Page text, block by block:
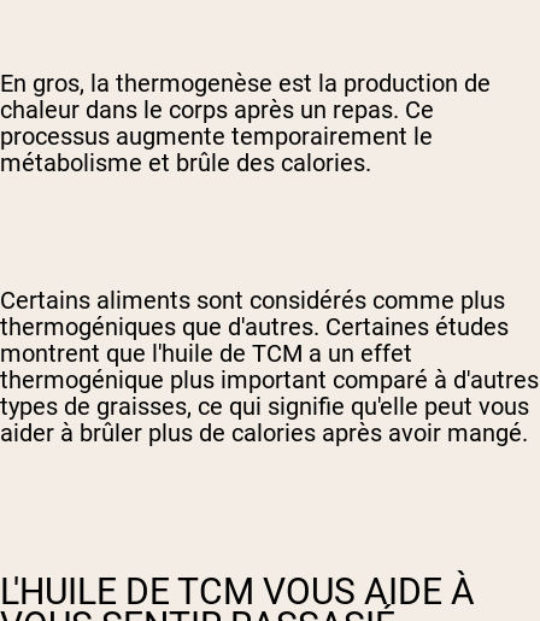
En gros, la thermogenèse est la production de
chaleur dans le corps après un repas. Ce
processus augmente temporairement le
métabolisme et brûle des calories.
Certains aliments sont considérés comme plus
thermogéniques que d'autres. Certaines études
montrent que l'huile de TCM a un effet
thermogénique plus important comparé à d'autres
types de graisses, ce qui signifie qu'elle peut vous
aider à brûler plus de calories après avoir mangé.
L'HUILE DE TCM VOUS AIDE À